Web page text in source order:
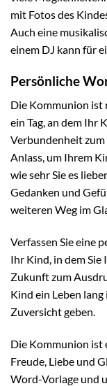
mit Fotos des
Auch eine
einem DJ kann für
Persönliche
Die Kommunion ist
ein Tag, an dem
Verbundenheit
Anlass, um Ihrem
wie sehr Sie es
Gedanken und
weiteren Weg im
Verfassen Sie eine
Ihr Kind, in dem
Zukunft zum
Kind ein Leben
Zuversicht geben.
Die Kommunion ist
Freude, Liebe und
Word-Vorlage und